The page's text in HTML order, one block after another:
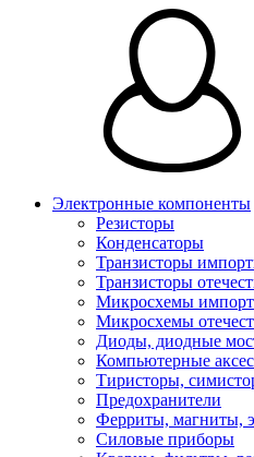
Электронные компоненты
Резисторы
Конденсаторы
Транзисторы
Транзисторы
Микросхемы
Микросхемы
Диоды, диодные
Компьютерные
Тиристоры,
Предохранители
Ферриты, магниты,
Силовые приборы